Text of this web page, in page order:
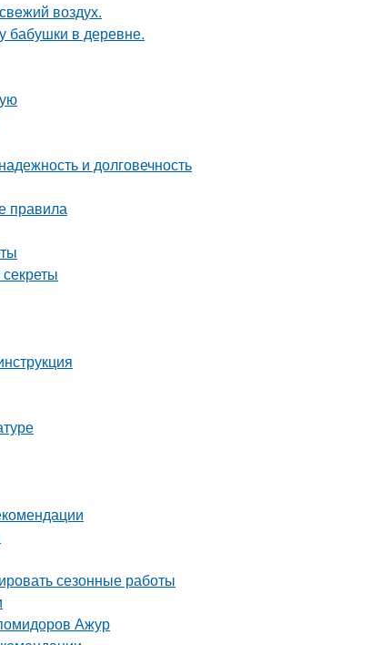
воздух.
бабушки в деревне.
и долговечность
правила
сезонные работы
Ажур